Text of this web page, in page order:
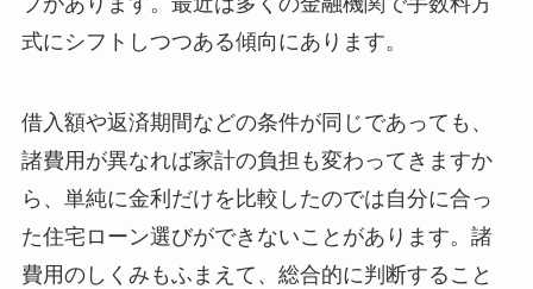
式にシフトしつつある傾向にあります。
借入額や返済期間などの条件が同じであっても、
諸費用が異なれば家計の負担も変わってきますか
ら、単純に金利だけを比較したのでは自分に合っ
た住宅ローン選びができないことがあります。諸
費用のしくみもふまえて、総合的に判断すること